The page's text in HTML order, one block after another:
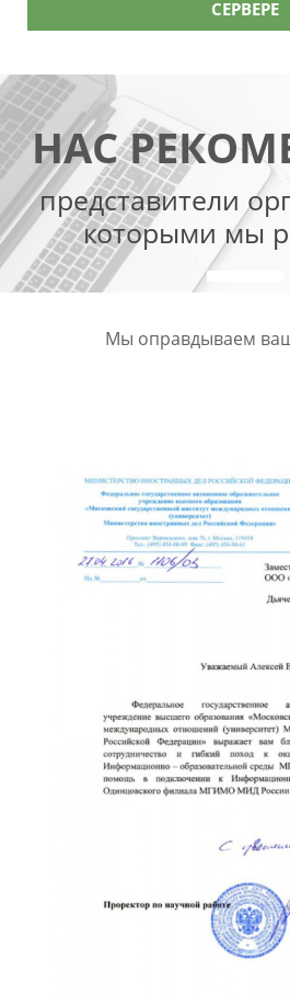
СЕРВЕРЕ
НАС
представители
которыми мы
Мы оправдываем